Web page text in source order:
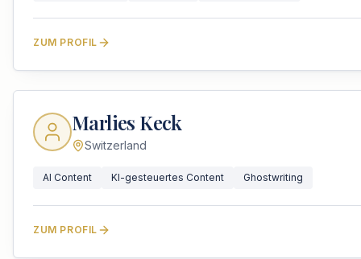
ZUM PROFIL
Marlies Keck
Switzerland
AI Content KI-gesteuertes Content Ghostwriting
ZUM PROFIL